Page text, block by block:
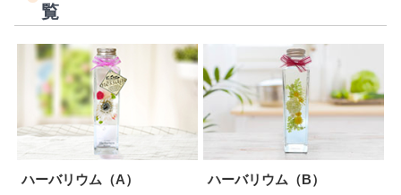
覧
ハーバリウム（A） ハーバリウム（B）